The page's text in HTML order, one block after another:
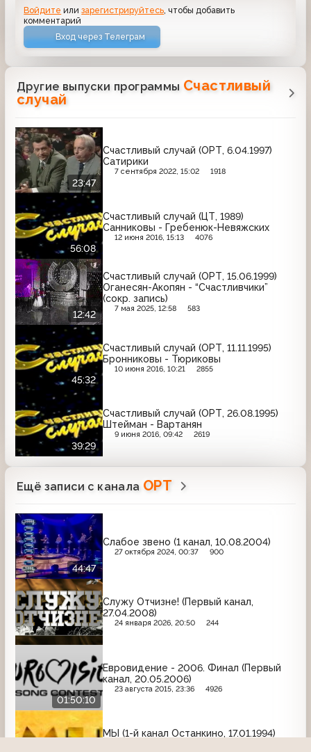
Войдите илизарегистрируйтесь , чтобы добавить
комментарий
Вход через Телеграм
Другие выпуски программы Счастливый
случай
23:47
Счастливый случай (ОРТ, 6.04.1997)
Сатирики
7 сентября 2022, 15:02 1918
56:08
Счастливый случай (ЦТ, 1989)
Санниковы - Гребенюк-Невяжских
12 июня 2016, 15:13 4076
12:42
Счастливый случай (ОРТ, 15.06.1999)
Оганесян-Акопян - “Счастливчики”
(сокр. запись)
7 мая 2025, 12:58 583
45:32
Счастливый случай (ОРТ, 11.11.1995)
Бронниковы - Тюриковы
10 июня 2016, 10:21 2855
39:29
Счастливый случай (ОРТ, 26.08.1995)
Штейман - Вартанян
9 июня 2016, 09:42 2619
Ещё записи с канала ОРТ
44:47
Слабое звено (1 канал, 10.08.2004)
27 октября 2024, 00:37 900
Служу Отчизне! (Первый канал,
27.04.2008)
24 января 2026, 20:50 244
01:50:10
Евровидение - 2006. Финал (Первый
канал, 20.05.2006)
23 августа 2015, 23:36 4926
МЫ (1-й канал Останкино, 17.01.1994)